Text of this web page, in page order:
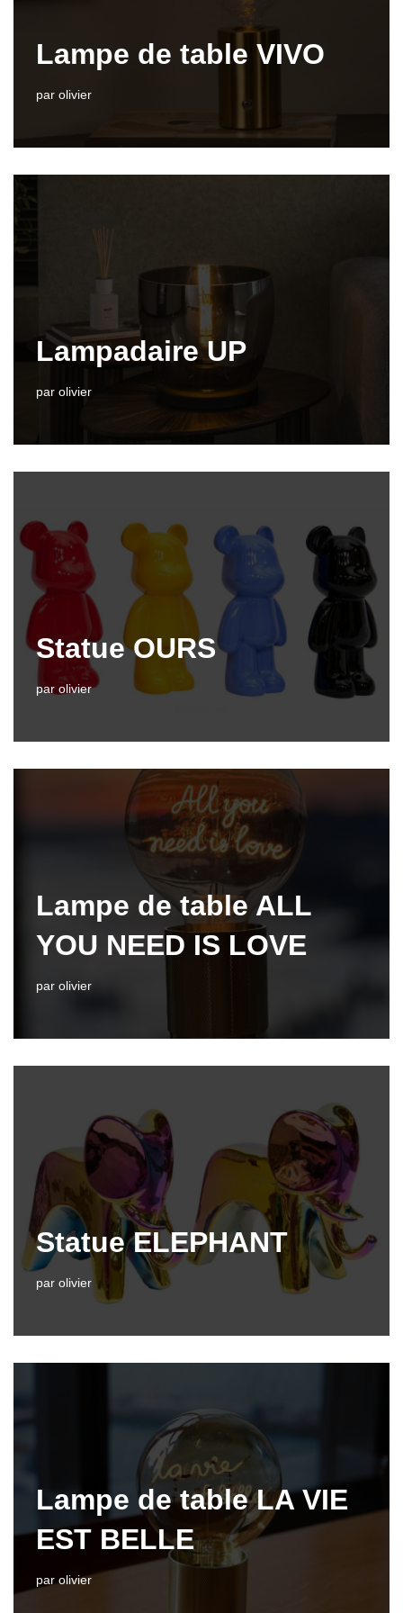
Lampe de table VIVO
par olivier
Lampadaire UP
par olivier
Statue OURS
par olivier
Lampe de table ALL
YOU NEED IS LOVE
par olivier
Statue ELEPHANT
par olivier
Lampe de table LA VIE
EST BELLE
parolivier